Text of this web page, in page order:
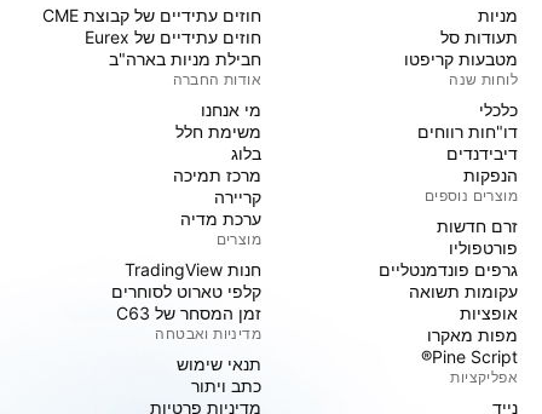
מניות‏
תעודות סל
מטבעות קריפטו
לוחות שנה
כלכלי
דו"חות רווחים
דיבידנדים
הנפקות
מוצרים נוספים
זרם חדשות
פורטפוליו
גרפים פונדמנטליים
עקומות תשואה
אופציות
מפות מאקרו
Pine Script®
אפליקציות
נייד
חוזים עתידיים של קבוצת CME
חוזים עתידיים של Eurex
חבילת מניות בארה"ב
אודות החברה
מי אנחנו
משימת חלל
בלוג
מרכז תמיכה
קריירה
ערכת מדיה
מוצרים
חנות TradingView
קלפי טארוט לסוחרים
זמן המסחר של C63
מדיניות ואבטחה
תנאי שימוש
כתב ויתור
מדיניות פרטיות